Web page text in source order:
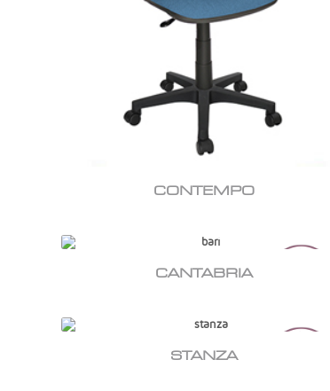
CONTEMPO
CANTABRIA
STANZA